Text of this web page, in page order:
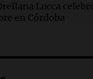
Lucca
en Córdoba
accidente en